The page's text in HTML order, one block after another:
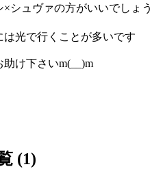
シュヴァの方がいいでしょう
光で行くことが多いです
け下さいm(__)m
(1)